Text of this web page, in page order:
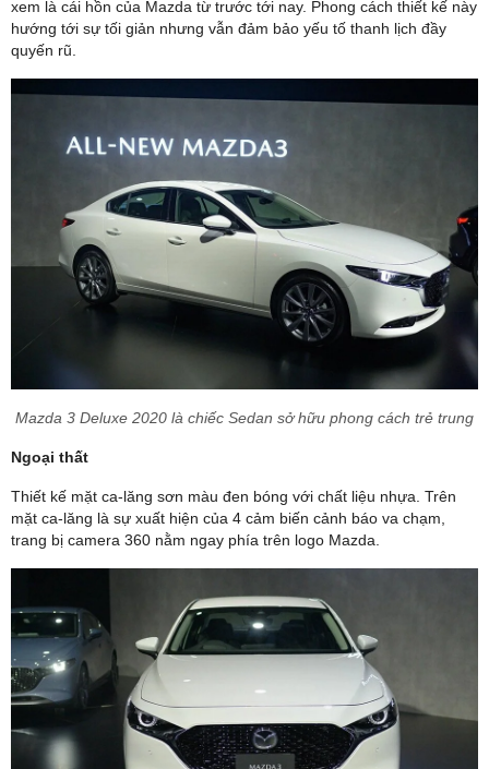
xem là cái hồn của Mazda từ trước tới nay. Phong cách thiết kế này
hướng tới sự tối giản nhưng vẫn đảm bảo yếu tố thanh lịch đầy
quyến rũ.
Mazda 3 Deluxe 2020 là chiếc Sedan sở hữu phong cách trẻ trung
Ngoại thất
Thiết kế mặt ca-lăng sơn màu đen bóng với chất liệu nhựa. Trên
mặt ca-lăng là sự xuất hiện của 4 cảm biến cảnh báo va chạm,
trang bị camera 360 nằm ngay phía trên logo Mazda.